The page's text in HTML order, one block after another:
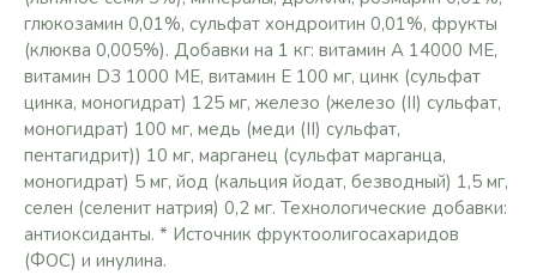
глюкозамин 0,01%, сульфат хондроитин 0,01%, фрукты
(клюква 0,005%). Добавки на 1 кг: витамин А 14000 МЕ,
витамин D3 1000 МЕ, витамин Е 100 мг, цинк (сульфат
цинка, моногидрат) 125 мг, железо (железо (II) сульфат,
моногидрат) 100 мг, медь (меди (II) сульфат,
пентагидрит)) 10 мг, марганец (сульфат марганца,
моногидрат) 5 мг, йод (кальция йодат, безводный) 1,5 мг,
селен (селенит натрия) 0,2 мг. Технологические добавки:
антиоксиданты. * Источник фруктоолигосахаридов
(ФОС) и инулина.